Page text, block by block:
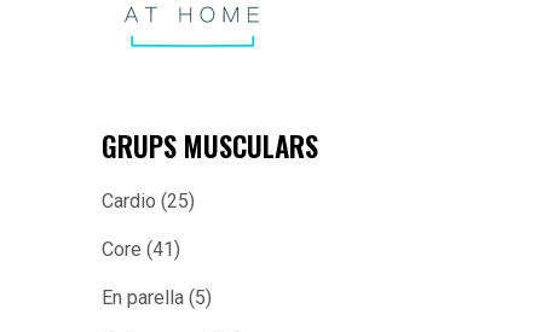
GRUPS MUSCULARS
Cardio (25)
Core (41)
En parella (5)